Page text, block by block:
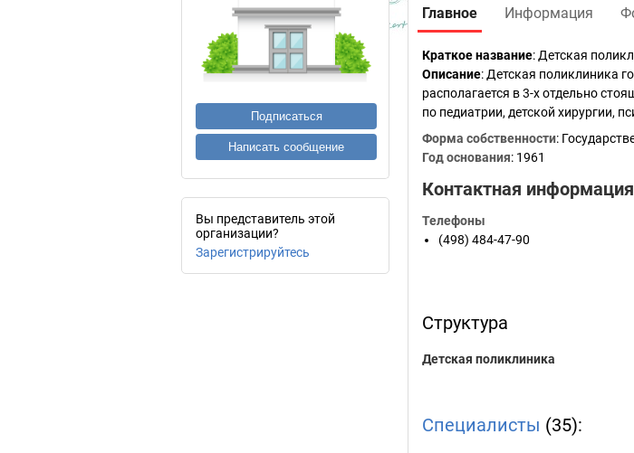
Подписаться
Написать сообщение
Вы представитель этой
организации?
Зарегистрируйтесь
Главное Информация
Краткое название: Детская
Описание: Детская поликлиника
располагается в 3-х отдельно
по педиатрии, детской хирургии,
Форма собственности:
Год основания: 1961
Контактная информация
Телефоны
(498) 484-47-90
Структура
Детская поликлиника
Специалисты (35):